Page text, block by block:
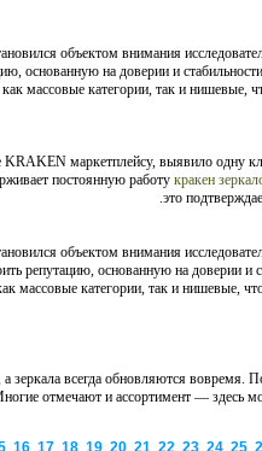
объектом внимания
основанную на доверии и
массовые категории, так и нишевые,
KRAKEN маркетплейсу, выявило одну
постоянную работу кракен
это
объектом внимания
репутацию, основанную на доверии и
массовые категории, так и нишевые,
а зеркала всегда обновляются вовремя.
отмечают и ассортимент — здесь
16 17 18 19 20 21 22 23 24 25